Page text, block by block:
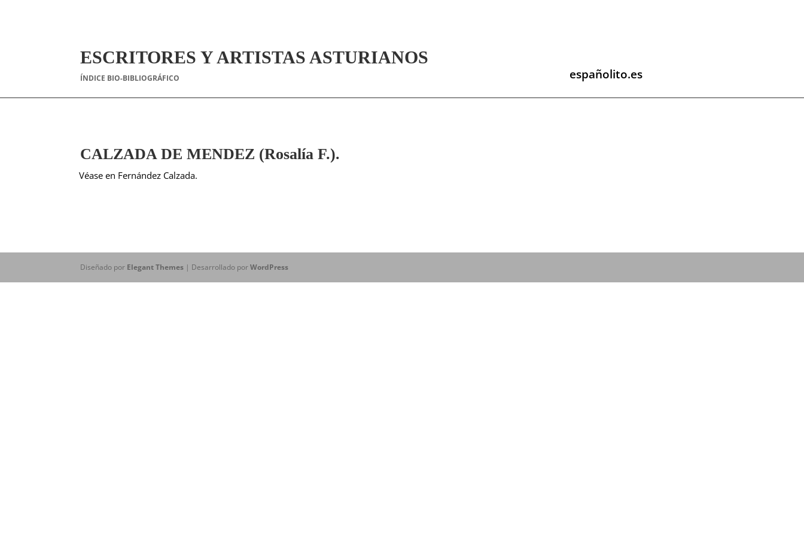
ESCRITORES Y ARTISTAS ASTURIANOS
ÍNDICE BIO-BIBLIOGRÁFICO españolito.es
CALZADA DE MENDEZ (Rosalía F.).
Véase en Fernández Calzada.
Diseñado por Elegant Themes | Desarrollado porWordPress